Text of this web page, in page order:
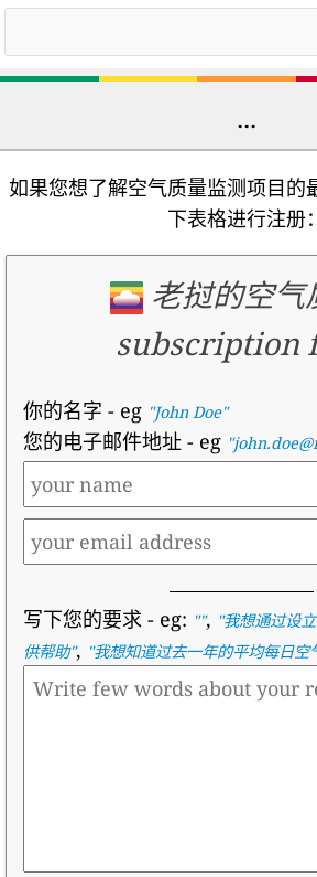
...
如果您想了解空气质量监测项目的
下表格进行注册：
老挝的空气
subscription
你的名字 - eg "John Doe"
您的电子邮件地址 - eg
写下您的要求- eg: "", "我想通过设
供帮助", "我想知道过去一年的平均每日空